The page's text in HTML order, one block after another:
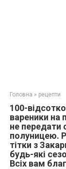
Головна » рецепти
100-
вареники на
не передати
полуницею.
тітки з
будь-які
Всіх вам